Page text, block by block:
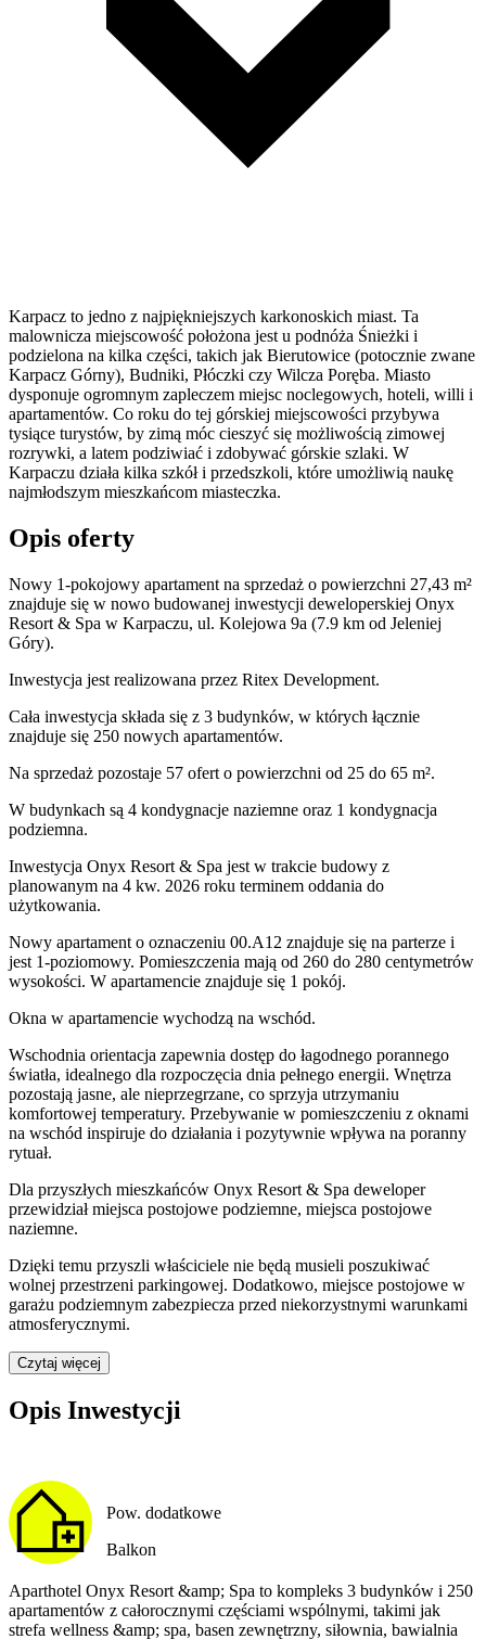
Karpacz to jedno z najpiękniejszych karkonoskich miast. Ta
malownicza miejscowość położona jest u podnóża Śnieżki i
podzielona na kilka części, takich jak Bierutowice (potocznie zwane
Karpacz Górny), Budniki, Płóczki czy Wilcza Poręba. Miasto
dysponuje ogromnym zapleczem miejsc noclegowych, hoteli, willi i
apartamentów. Co roku do tej górskiej miejscowości przybywa
tysiące turystów, by zimą móc cieszyć się możliwością zimowej
rozrywki, a latem podziwiać i zdobywać górskie szlaki. W
Karpaczu działa kilka szkół i przedszkoli, które umożliwią naukę
najmłodszym mieszkańcom miasteczka.
Opis oferty
Nowy 1-pokojowy apartament na sprzedaż o powierzchni 27,43 m²
znajduje się w nowo budowanej inwestycji deweloperskiej Onyx
Resort & Spa w Karpaczu, ul. Kolejowa 9a (7.9 km od Jeleniej
Góry).
Inwestycja jest realizowana przez Ritex Development.
Cała inwestycja składa się z 3 budynków, w których łącznie
znajduje się 250 nowych apartamentów.
Na sprzedaż pozostaje 57 ofert o powierzchni od 25 do 65 m².
W budynkach są 4 kondygnacje naziemne oraz 1 kondygnacja
podziemna.
Inwestycja Onyx Resort & Spa jest w trakcie budowy z
planowanym na 4 kw. 2026 roku terminem oddania do
użytkowania.
Nowy apartament o oznaczeniu 00.A12 znajduje się na parterze i
jest 1-poziomowy. Pomieszczenia mają od 260 do 280 centymetrów
wysokości. W apartamencie znajduje się 1 pokój.
Okna w apartamencie wychodzą na wschód.
Wschodnia orientacja zapewnia dostęp do łagodnego porannego
światła, idealnego dla rozpoczęcia dnia pełnego energii. Wnętrza
pozostają jasne, ale nieprzegrzane, co sprzyja utrzymaniu
komfortowej temperatury. Przebywanie w pomieszczeniu z oknami
na wschód inspiruje do działania i pozytywnie wpływa na poranny
rytuał.
Dla przyszłych mieszkańców Onyx Resort & Spa deweloper
przewidziałmiejsca postojowe podziemne, miejsca postojowe
naziemne.
Dzięki temu przyszli właściciele nie będą musieli poszukiwać
wolnej przestrzeni parkingowej. Dodatkowo, miejsce postojowe w
garażu podziemnym zabezpiecza przed niekorzystnymi warunkami
atmosferycznymi.
Czytaj więcej
Opis Inwestycji
Pow. dodatkowe
Balkon
Aparthotel Onyx Resort &amp; Spa to kompleks 3 budynków i 250
apartamentów z całorocznymi częściami wspólnymi, takimi jak
strefa wellness &amp; spa, basen zewnętrzny, siłownia, bawialnia